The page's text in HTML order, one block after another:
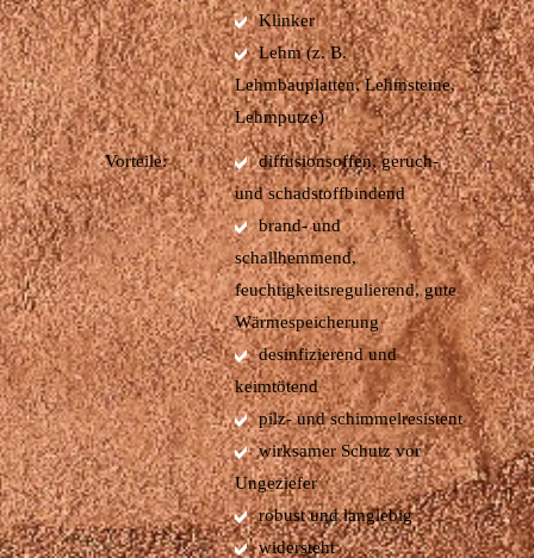
Klinker
Lehm (z. B.
Lehmbauplatten, Lehmsteine,
Lehmputze)
Vorteile:
diffusionsoffen, geruch-
und schadstoffbindend
brand- und
schallhemmend,
feuchtigkeitsregulierend, gute
Wärmespeicherung
desinfizierend und
keimtötend
pilz- und schimmelresistent
wirksamer Schutz vor
Ungeziefer
robust und langlebig
widersteht